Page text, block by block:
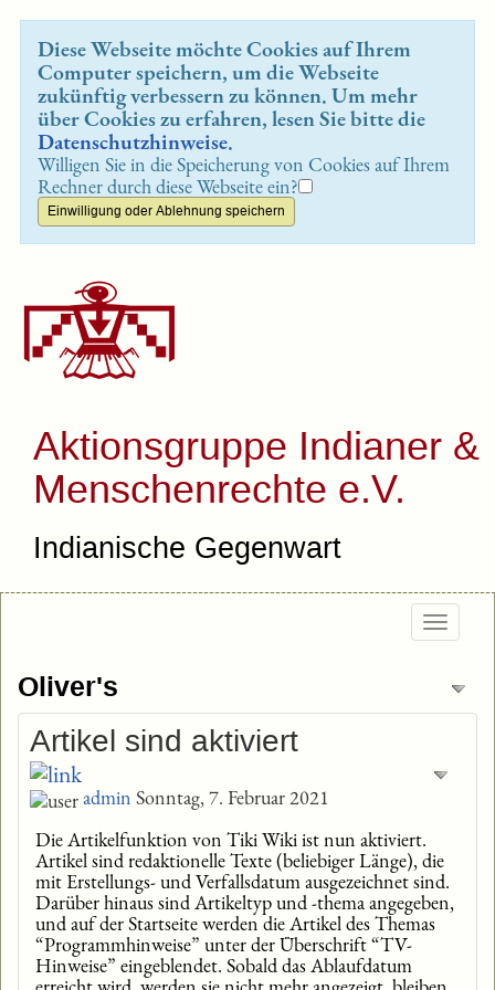
Diese Webseite möchte Cookies auf Ihrem
Computer speichern, um die Webseite
zukünftig verbessern zu können. Um mehr
über Cookies zu erfahren, lesen Sie bitte die
Datenschutzhinweise.
Willigen Sie in die Speicherung von Cookies auf Ihrem
Rechner durch diese Webseite ein?
Aktionsgruppe Indianer &
Menschenrechte e.V.
Indianische Gegenwart
Oliver's
Artikel sind aktiviert
admin Sonntag, 7. Februar 2021
Die Artikelfunktion von Tiki Wiki ist nun aktiviert.
Artikel sind redaktionelle Texte (beliebiger Länge), die
mit Erstellungs- und Verfallsdatum ausgezeichnet sind.
Darüber hinaus sind Artikeltyp und -thema angegeben,
und auf der Startseite werden die Artikel des Themas
“Programmhinweise” unter der Überschrift “TV-
Hinweise” eingeblendet. Sobald das Ablaufdatum